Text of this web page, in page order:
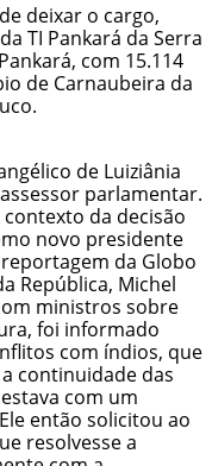
deixar o cargo,
TI Pankará da Serra
com 15.114
de Carnaubeira da
de Luiziânia
parlamentar.
da decisão
novo presidente
da Globo
República, Michel
ministros sobre
foi informado
com índios, que
continuidade das
com um
então solicitou ao
resolvesse a